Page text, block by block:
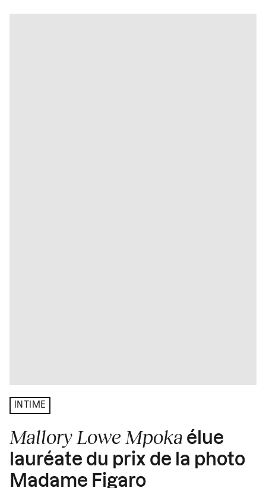
INTIME
Mallory Lowe Mpoka élue
lauréate du prix de la photo
Madame Figaro